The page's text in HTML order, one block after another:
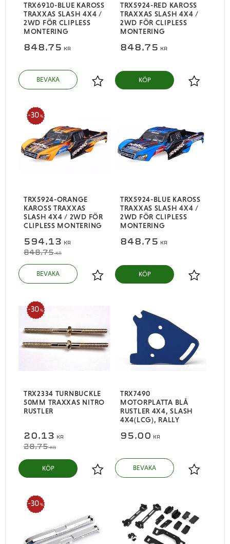
TRX6910-BLUE KAROSS
TRAXXAS SLASH 4X4 /
2WD FÖR CLIPLESS
MONTERING
848,75 KR
Lägg till i favoriter
TRX5924-RED KAROSS
TRAXXAS SLASH 4X4 /
2WD FÖR CLIPLESS
MONTERING
848,75 KR
Lägg till i
KÖP
TRX5924-ORANGE
KAROSS TRAXXAS
SLASH 4X4 / 2WD FÖR
CLIPLESS MONTERING
594,13 KR
848,75KR
30 %
Lägg till i favoriter
TRX5924-BLUE KAROSS
TRAXXAS SLASH 4X4 /
2WD FÖR CLIPLESS
MONTERING
848,75 KR
Lägg till i
KÖP
TRX2334 TURNBUCKLE
50MM TRAXXAS NITRO
RUSTLER
20,13 KR
28,75KR
30 %
Lägg till i favoriter
KÖP
TRX7490
MOTORPLATTA BLÅ
RUSTLER 4X4, SLASH
4X4(LCG), RALLY
95,00 KR
Lägg till i
30 %